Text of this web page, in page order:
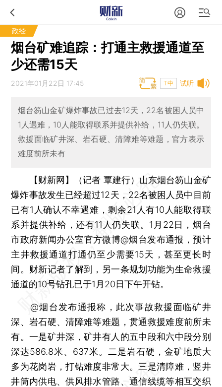
政经
烟台矿难追踪：打通主救援通道至
少还需15天
试听
2021年01月22日 17:45 T中
烟台笏山金矿爆炸事故已过去12天，22名被困人员中
1人遇难，10人能取得联系并提供补给，11人仍失联。
救援面临矿井深、岩石硬、清障难等难题，官方表示
难度前所未有
【财新网】（记者 覃建行） 山东烟台笏山金矿
爆炸事故发生已经超过12天，22名被困人员中目前
已有1人确认不幸遇难，剩余21人有10人能取得联
系并提供补给，还有11人仍失联。1月22日，烟台
市政府新闻办公室官方微博@烟台发布通报，预计
主井救援通道打通仍至少需要15天，甚至更长时
间。财新记者了解到，另一条规划功能为生命救援
通道的10号钻孔已于1月20日下午开钻。
@烟台发布通报称，此次事故救援面临矿井
深、岩石硬、清障难等难题，贯通救援难度前所未
有。一是矿井深，矿井有人的五中段和六中段分别
深达586.8米、637米。二是岩石硬，金矿地质大
多为花岗岩，打钻难度非常大。三是清障难，竖井
井筒内供电、供风排水管路、通信线缆等相互交织